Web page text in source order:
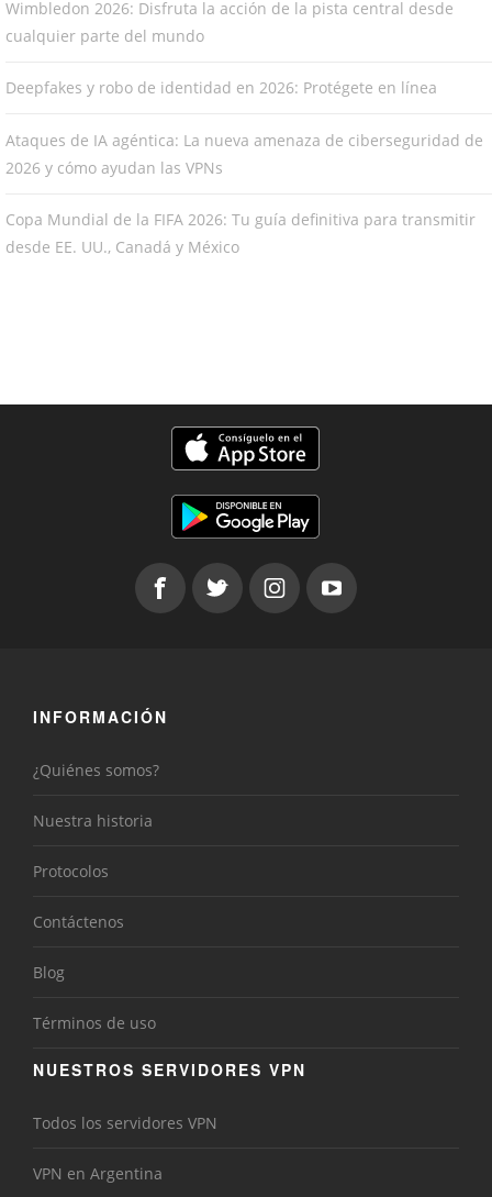
Wimbledon 2026: Disfruta la acción de la pista central desde
cualquier parte del mundo
Deepfakes y robo de identidad en 2026: Protégete en línea
Ataques de IA agéntica: La nueva amenaza de ciberseguridad de
2026 y cómo ayudan las VPNs
Copa Mundial de la FIFA 2026: Tu guía definitiva para transmitir
desde EE. UU., Canadá y México
INFORMACIÓN
¿Quiénes somos?
Nuestra historia
Protocolos
Contáctenos
Blog
Términos de uso
NUESTROS SERVIDORES VPN
Todos los servidores VPN
VPN en Argentina